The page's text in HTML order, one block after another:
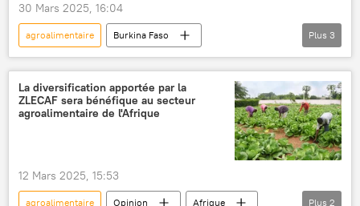
30 Mars 2025, 16:04
agroalimentaire
Burkina Faso
Afrique subsaharienne
emploi
jeunes
Plus 3
La diversification apportée par la
ZLECAF sera bénéfique au secteur
agroalimentaire de l'Afrique
12 Mars 2025, 15:53
agroalimentaire Opinion
Afrique
Plus 2